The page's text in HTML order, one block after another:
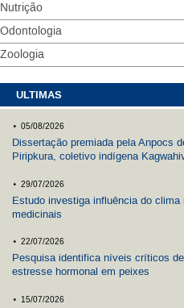
Nutrição
Odontologia
Zoologia
ULTIMAS
. 05/08/2026
Dissertação premiada pela Anpocs
Piripkura, coletivo indígena
. 29/07/2026
Estudo investiga influência do
medicinais
. 22/07/2026
Pesquisa identifica níveis críticos
estresse hormonal em peixes
. 15/07/2026